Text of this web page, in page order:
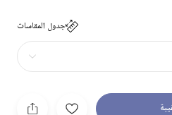
جدول المقاسات